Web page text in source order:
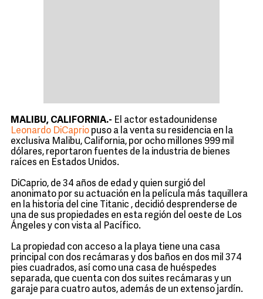
MALIBU, CALIFORNIA.- El actor estadounidense
Leonardo DiCaprio puso a la venta su residencia en la
exclusiva Malibu, California, por ocho millones 999 mil
dólares, reportaron fuentes de la industria de bienes
raíces en Estados Unidos.
DiCaprio, de 34 años de edad y quien surgió del
anonimato por su actuación en la película más taquillera
en la historia del cine Titanic , decidió desprenderse de
una de sus propiedades en esta región del oeste de Los
Ángeles y con vista al Pacífico.
La propiedad con acceso a la playa tiene una casa
principal con dos recámaras y dos baños en dos mil 374
pies cuadrados, así como una casa de huéspedes
separada, que cuenta con dos suites recámaras y un
garaje para cuatro autos, además de un extenso jardín.